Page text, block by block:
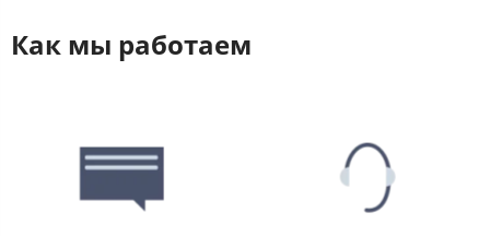
Как мы работаем